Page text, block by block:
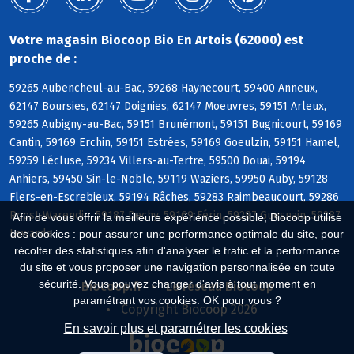
Afin de vous offrir la meilleure expérience possible, Biocoop utilise
des cookies : pour assurer une performance optimale du site, pour
récolter des statistiques afin d'analyser le trafic et la performance
du site et vous proposer une navigation personnalisée en toute
sécurité. Vous pouvez changer d'avis à tout moment en
paramétrant vos cookies. OK pour vous ?
En savoir plus et paramétrer les cookies
Votre magasin Biocoop Bio En Artois (62000) est
proche de :
59265 Aubencheul-au-Bac, 59268 Haynecourt, 59400 Anneux,
62147 Boursies, 62147 Doignies, 62147 Moeuvres, 59151 Arleux,
59265 Aubigny-au-Bac, 59151 Brunémont, 59151 Bugnicourt, 59169
Cantin, 59169 Erchin, 59151 Estrées, 59169 Goeulzin, 59151 Hamel,
59259 Lécluse, 59234 Villers-au-Tertre, 59500 Douai, 59194
Anhiers, 59450 Sin-le-Noble, 59119 Waziers, 59950 Auby, 59128
Flers-en-Escrebieux, 59194 Râches, 59283 Raimbeaucourt, 59286
Roost-Warendin, 59187 Dechy, 59169 Férin, 59287 Guesnain, 59287
Lewarde
Biocoop.fr
Le réseau Biocoop
Copyright Biocoop 2026